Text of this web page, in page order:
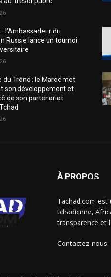
: l’Ambassadeur du
Russie lance un tournoi
du Trône : le Maroc met
son développement et
de son partenariat
À PROPOS
Tachad.com est
tchadienne,
transparence et
Contactez-nous: